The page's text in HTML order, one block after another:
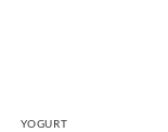
YOGURT